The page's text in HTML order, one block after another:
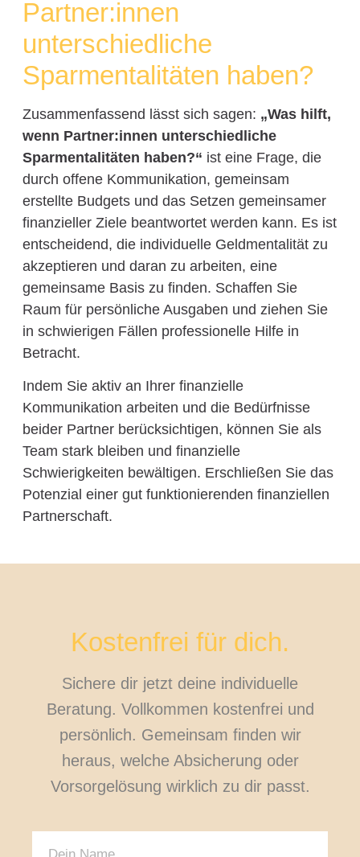
Partner:innen
unterschiedliche
Sparmentalitäten haben?
Zusammenfassend lässt sich sagen: „Was hilft,
wenn Partner:innen unterschiedliche
Sparmentalitäten haben?“ ist eine Frage, die
durch offene Kommunikation, gemeinsam
erstellte Budgets und das Setzen gemeinsamer
finanzieller Ziele beantwortet werden kann. Es ist
entscheidend, die individuelle Geldmentalität zu
akzeptieren und daran zu arbeiten, eine
gemeinsame Basis zu finden. Schaffen Sie
Raum für persönliche Ausgaben und ziehen Sie
in schwierigen Fällen professionelle Hilfe in
Betracht.
Indem Sie aktiv an Ihrer finanzielle
Kommunikation arbeiten und die Bedürfnisse
beider Partner berücksichtigen, können Sie als
Team stark bleiben und finanzielle
Schwierigkeiten bewältigen. Erschließen Sie das
Potenzial einer gut funktionierenden finanziellen
Partnerschaft.
Kostenfrei für dich.
Sichere dir jetzt deine individuelle
Beratung. Vollkommen kostenfrei und
persönlich. Gemeinsam finden wir
heraus, welche Absicherung oder
Vorsorgelösung wirklich zu dir passt.